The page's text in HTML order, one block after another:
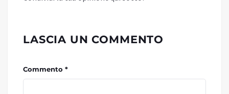
LASCIA UN COMMENTO
Commento *